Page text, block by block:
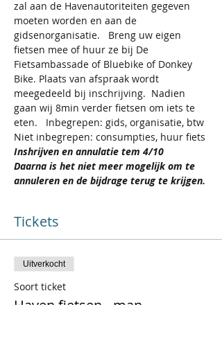
zal aan de Havenautoriteiten gegeven
moeten worden en aan de
gidsenorganisatie.   Breng uw eigen
fietsen mee of huur ze bij De
Fietsambassade of Bluebike of Donkey
Bike. Plaats van afspraak wordt
meegedeeld bij inschrijving.  Nadien
gaan wij 8min verder fietsen om iets te
eten.   Inbegrepen: gids, organisatie, btw
Niet inbegrepen: consumpties, huur fiets
Inshrijven en annulatie tem 4/10
Daarna is het niet meer mogelijk om te
annuleren en de bijdrage terug te krijgen.
Tickets
Uitverkocht
Soort ticket
Haven fietsen - man